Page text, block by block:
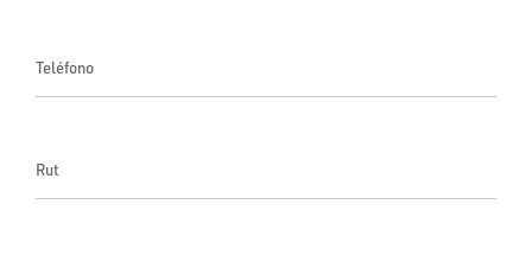
Teléfono
Rut